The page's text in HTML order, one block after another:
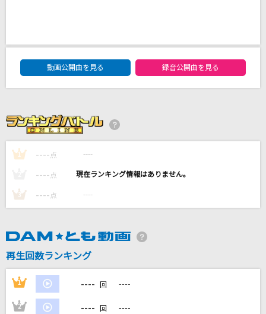
[生音]ガラスのメモリーズ
CHiCO with HoneyWorks
歌うたいのバラッド
Time Passed Me By(夜の芝生)
Mi-Ke
DAM★ともボーカルエントリーランキング
動画公開曲を見る
録音公開曲を見る
1 ---- 点 ----
---- 点 ----
3 ---- 点 ----
再生回数ランキング
1 ---- 回 ----
2 ---- 回 ----